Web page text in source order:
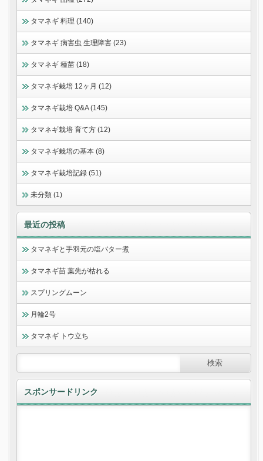
タマネギ 料理 (140)
タマネギ 病害虫 生理障害 (23)
タマネギ 種苗 (18)
タマネギ栽培 12ヶ月 (12)
タマネギ栽培 Q&A (145)
タマネギ栽培 育て方 (12)
タマネギ栽培の基本 (8)
タマネギ栽培記録 (51)
未分類 (1)
最近の投稿
タマネギと手羽元の塩バター煮
タマネギ苗 葉先が枯れる
スプリングムーン
月輪2号
タマネギ トウ立ち
スポンサードリンク